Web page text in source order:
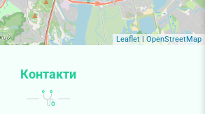
Leaflet| OpenStreetMap
Контакти